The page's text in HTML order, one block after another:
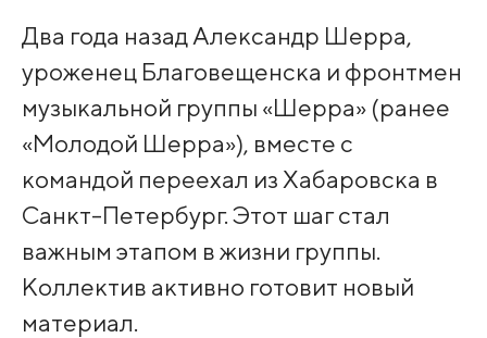
Два года назад Александр Шерра,
уроженец Благовещенска и фронтмен
музыкальной группы «Шерра» (ранее
«Молодой Шерра»), вместе с
командой переехал из Хабаровска в
Санкт-Петербург. Этот шаг стал
важным этапом в жизни группы.
Коллектив активно готовит новый
материал.